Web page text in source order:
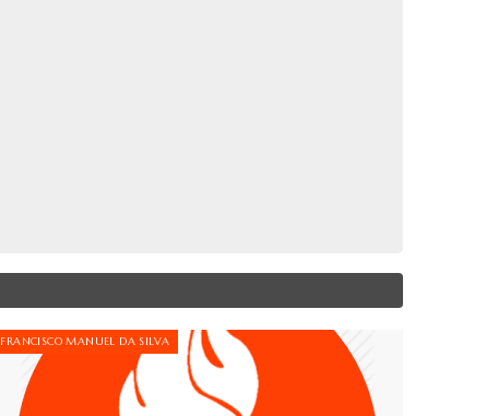
FRANCISCO MANUEL DA SILVA